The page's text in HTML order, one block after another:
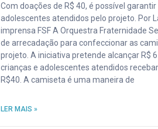
Com doações de R$ 40, é possível
adolescentes atendidos pelo projeto. Por
imprensa FSF A Orquestra Fraternidade
de arrecadação para confeccionar as
projeto. A iniciativa pretende alcançar R$
crianças e adolescentes atendidos
R$40. A camiseta é uma maneira de
LER MAIS »